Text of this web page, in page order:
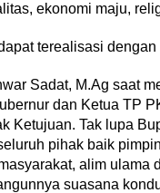
ekonomi maju,
terealisasi dengan
Sadat, M.Ag saat
dan Ketua TP
Ketujuan. Tak lupa
pihak baik
alim ulama
suasana